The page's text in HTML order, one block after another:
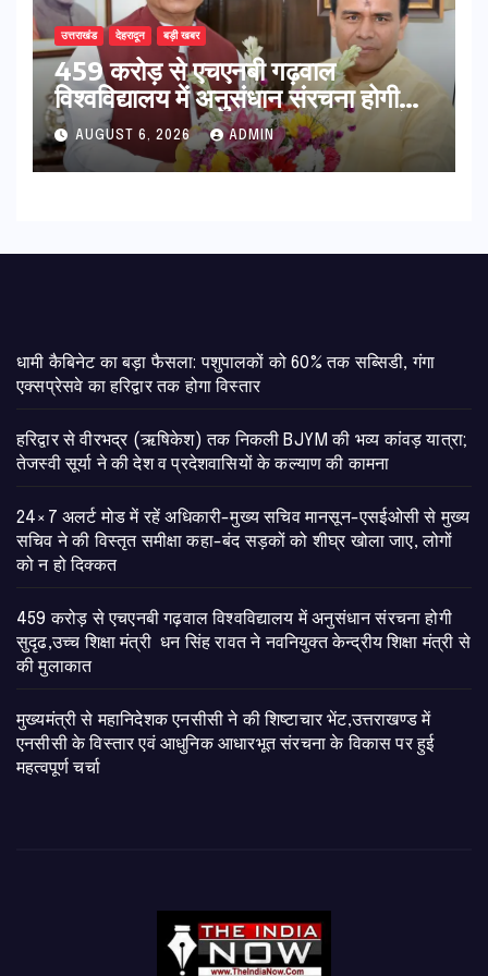
उत्तराखंड देहरादून बड़ी खबर
459 करोड़ से एचएनबी गढ़वाल
विश्वविद्यालय में अनुसंधान संरचना होगी
सुदृढ,उच्च शिक्षा मंत्री धन सिंह रावत ने
नवनियुक्त केन्द्रीय शिक्षा मंत्री से की
मुलाकात
AUGUST 6, 2026 ADMIN
​धामी कैबिनेट का बड़ा फैसला: पशुपालकों को 60% तक सब्सिडी, गंगा
एक्सप्रेसवे का हरिद्वार तक होगा विस्तार
​हरिद्वार से वीरभद्र (ऋषिकेश) तक निकली BJYM की भव्य कांवड़ यात्रा;
तेजस्वी सूर्या ने की देश व प्रदेशवासियों के कल्याण की कामना
24×7 अलर्ट मोड में रहें अधिकारी-मुख्य सचिव मानसून-एसईओसी से मुख्य
सचिव ने की विस्तृत समीक्षा कहा-बंद सड़कों को शीघ्र खोला जाए, लोगों
को न हो दिक्कत
459 करोड़ से एचएनबी गढ़वाल विश्वविद्यालय में अनुसंधान संरचना होगी
सुदृढ,उच्च शिक्षा मंत्री धन सिंह रावत ने नवनियुक्त केन्द्रीय शिक्षा मंत्री से
की मुलाकात
मुख्यमंत्री से महानिदेशक एनसीसी ने की शिष्टाचार भेंट,उत्तराखण्ड में
एनसीसी के विस्तार एवं आधुनिक आधारभूत संरचना के विकास पर हुई
महत्वपूर्ण चर्चा